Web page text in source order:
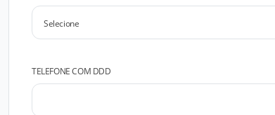
TELEFONE COM DDD